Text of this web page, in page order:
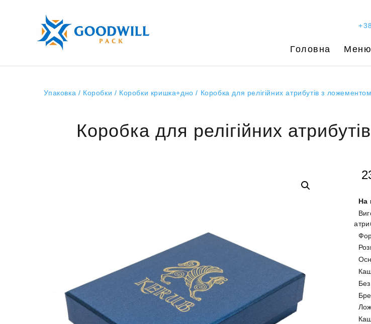
Головна Меню
Упаковка / Коробки / Коробки кришка+дно / Коробка для релігійних атрибутів з
Коробка для релігійних
На